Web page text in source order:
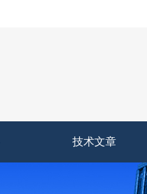
技术文章